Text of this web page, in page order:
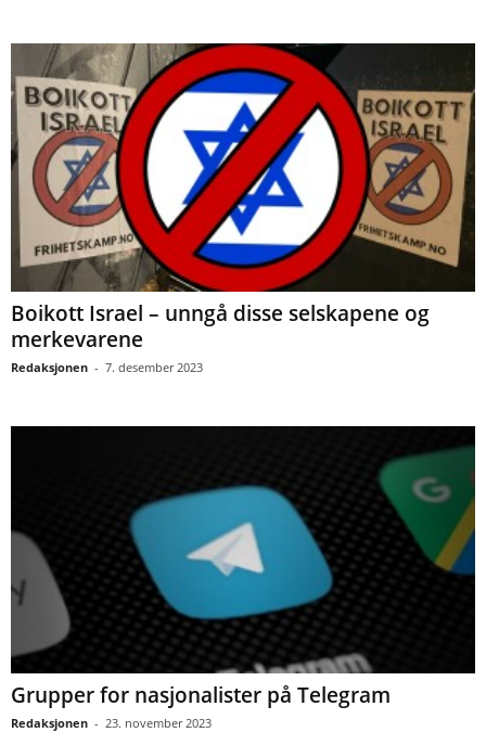
Boikott Israel – unngå disse selskapene og
merkevarene
Redaksjonen - 7. desember 2023
Grupper for nasjonalister på Telegram
Redaksjonen - 23. november 2023